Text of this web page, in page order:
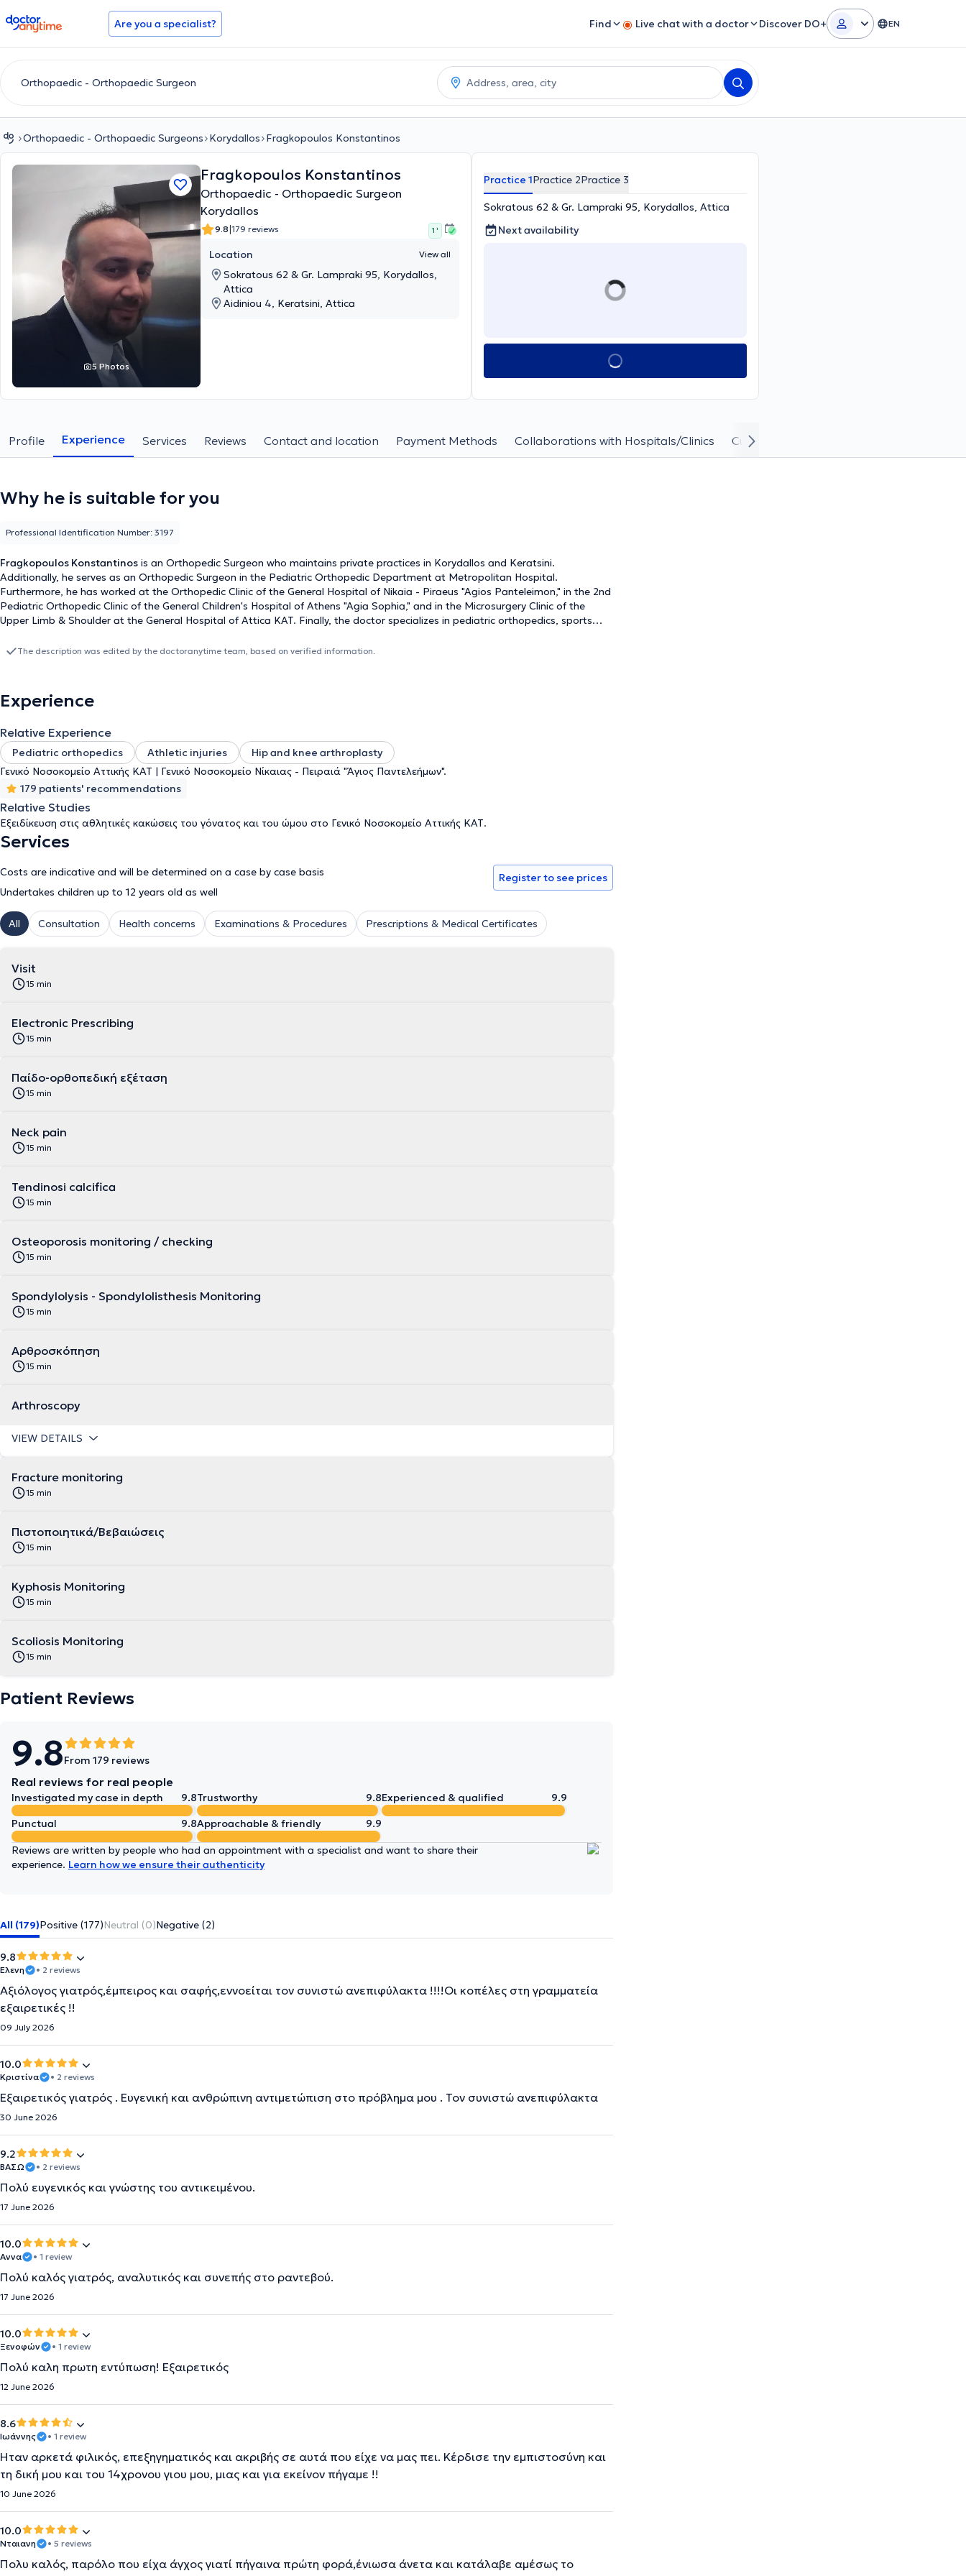
doctoranytime Are you a specialist? Find Live chat with a doctor Discover DO+ EN
Orthopaedic - Orthopaedic Surgeons Korydallos Fragkopoulos Konstantinos
5 Photos
Fragkopoulos Konstantinos
Orthopaedic - Orthopaedic Surgeon
Korydallos
9.8|179 reviews 1 '
Location View all
Sokratous 62 & Gr. Lampraki 95, Korydallos,
Attica
Aidiniou 4, Keratsini, Attica
Practice 1Practice 2Practice 3
Sokratous 62 & Gr. Lampraki 95, Korydallos, Attica
Next availability
Profile Experience Services Reviews Contact and location Payment Methods Collaborations with Hospitals/Clinics Curriculum Vitae and Career
Why he is suitable for you
Fragkopoulos Konstantinos is an Orthopedic Surgeon who maintains private practices in Korydallos and Keratsini.
Additionally, he serves as an Orthopedic Surgeon in the Pediatric Orthopedic Department at Metropolitan Hospital.
Furthermore, he has worked at the Orthopedic Clinic of the General Hospital of Nikaia - Piraeus "Agios Panteleimon," in the 2nd
Pediatric Orthopedic Clinic of the General Children's Hospital of Athens "Agia Sophia," and in the Microsurgery Clinic of the
Upper Limb & Shoulder at the General Hospital of Attica KAT. Finally, the doctor specializes in pediatric orthopedics, sports
Professional Identification Number: 3197
The description was edited by the doctoranytime team, based on verified information.
Experience
Relative Experience
Pediatric orthopedics Athletic injuries
Hip and knee arthroplasty
Γενικό Νοσοκομείο Αττικής ΚΑΤ | Γενικό Νοσοκομείο Νίκαιας - Πειραιά "Άγιος Παντελεήμων".
179 patients' recommendations
Relative Studies
Εξειδίκευση στις αθλητικές κακώσεις του γόνατος και του ώμου στο Γενικό Νοσοκομείο Αττικής ΚΑΤ.
Services
Costs are indicative and will be determined on a case by case basis
Undertakes children up to 12 years old as well
Register to see prices
All Consultation Health concerns Examinations & Procedures Prescriptions & Medical Certificates
Visit
15 min
Electronic Prescribing
15 min
Παίδο-ορθοπεδική εξέταση
15 min
Neck pain
15 min
Tendinosi calcifica
15 min
Osteoporosis monitoring / checking
15 min
Spondylolysis - Spondylolisthesis Monitoring
15 min
Αρθροσκόπηση
15 min
Arthroscopy
VIEW DETAILS
Fracture monitoring
15 min
Πιστοποιητικά/Βεβαιώσεις
15 min
Kyphosis Monitoring
15 min
Scoliosis Monitoring
15 min
Patient Reviews
9.8From 179 reviews
Real reviews for real people
Investigated my case in depth 9.8Trustworthy 9.8Experienced & qualified
9.9
Punctual
9.8Approachable & friendly 9.9
Reviews are written by people who had an appointment with a specialist and want to share their
experience. Learn how we ensure their authenticity
All (179)Positive (177)Neutral (0)Negative (2)
9.8
Ελενη • 2 reviews
Αξιόλογος γιατρός,έμπειρος και σαφής,εννοείται τον συνιστώ ανεπιφύλακτα !!!!Οι κοπέλες στη γραμματεία
εξαιρετικές !!
09 July 2026
10.0
Κριστίνα • 2 reviews
Εξαιρετικός γιατρός . Ευγενική και ανθρώπινη αντιμετώπιση στο πρόβλημα μου . Τον συνιστώ ανεπιφύλακτα
30 June 2026
9.2
ΒΑΣΩ • 2 reviews
Πολύ ευγενικός και γνώστης του αντικειμένου.
17 June 2026
10.0
Αννα • 1 review
Πολύ καλός γιατρός, αναλυτικός και συνεπής στο ραντεβού.
17 June 2026
10.0
Ξενοφών • 1 review
Πολύ καλη πρωτη εντύπωση! Εξαιρετικός
12 June 2026
8.6
Ιωάννης • 1 review
Ήταν αρκετά φιλικός, επεξηγηματικός και ακριβής σε αυτά που είχε να μας πει. Κέρδισε την εμπιστοσύνη και
τη δική μου και του 14χρονου γιου μου, μιας και για εκείνον πήγαμε !!
10 June 2026
10.0
Νταιανη • 5 reviews
Πολυ καλός, παρόλο που είχα άγχος γιατί πήγαινα πρώτη φορά,ένιωσα άνετα και κατάλαβε αμέσως το